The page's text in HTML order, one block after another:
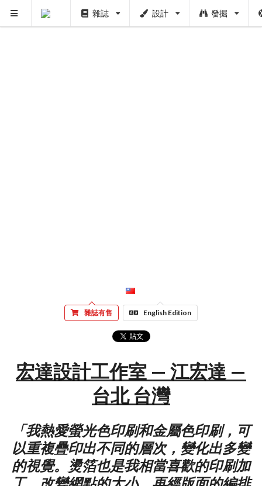
雜誌 設計 發掘
雜誌有售 English Edition
宏達設計工作室 — 江宏達 —
台北 台灣
「我熱愛螢光色印刷和金屬色印刷，可
以重複疊印出不同的層次，變化出多變
的視覺。燙箔也是我相當喜歡的印刷加